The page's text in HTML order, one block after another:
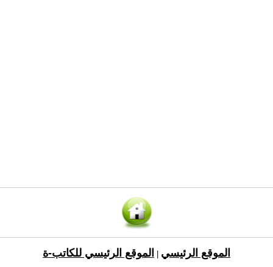
الموقع الرئيسي الموقع الرئيسي للكاتب-ة